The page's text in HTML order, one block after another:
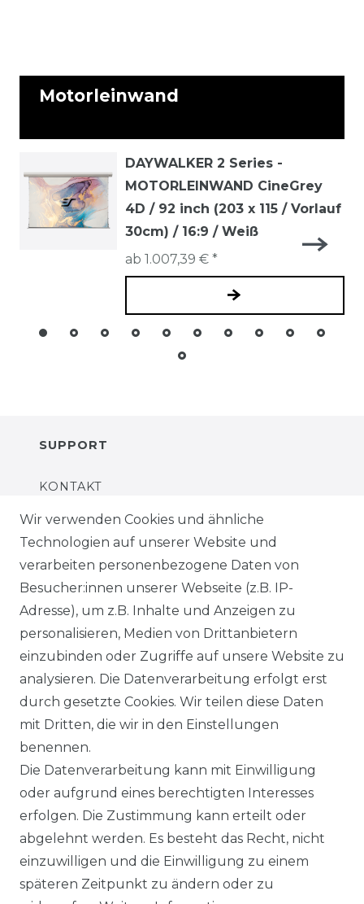
Motorleinwand
DAYWALKER 2 Series -
MOTORLEINWAND CineGrey
4D / 92 inch (203 x 115 / Vorlauf
30cm) / 16:9 / Weiß
ab 1.007,39 € *
SUPPORT
KONTAKT
FAQS
INFORMATIONEN
ZAHLUNG
LIEFERUNG
NACHHALTIGKEIT
FÜR B2C
EN
DE
Wir verwenden Cookies und ähnliche
Technologien auf unserer Website und
verarbeiten personenbezogene Daten von
Besucher:innen unserer Webseite (z.B. IP-
Adresse), um z.B. Inhalte und Anzeigen zu
personalisieren, Medien von Drittanbietern
einzubinden oder Zugriffe auf unsere Website zu
analysieren. Die Datenverarbeitung erfolgt erst
durch gesetzte Cookies. Wir teilen diese Daten
mit Dritten, die wir in den Einstellungen
benennen.
Die Datenverarbeitung kann mit Einwilligung
oder aufgrund eines berechtigten Interesses
erfolgen. Die Zustimmung kann erteilt oder
abgelehnt werden. Es besteht das Recht, nicht
einzuwilligen und die Einwilligung zu einem
späteren Zeitpunkt zu ändern oder zu